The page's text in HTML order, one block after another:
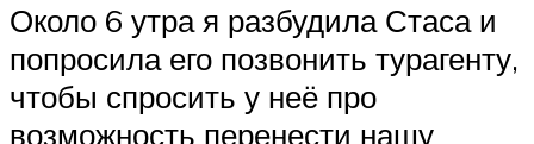
Около 6 утра я разбудила Стаса и
попросила его позвонить турагенту,
чтобы спросить у неё про
возможность перенести нашу